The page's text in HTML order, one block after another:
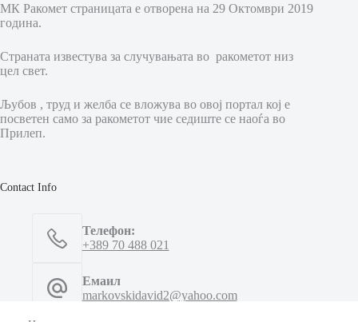
МК Ракомет страницата е отворена на 29 Октомври 2019
година.
Страната известува за случувањата во ракометот низ
цел свет.
Љубов , труд и желба се вложува во овој портал кој е
посветен само за ракометот чие седиште се наоѓа во
Прилеп.
Contact Info
Телефон:
+389 70 488 021
Емаил
markovskidavid2@yahoo.com